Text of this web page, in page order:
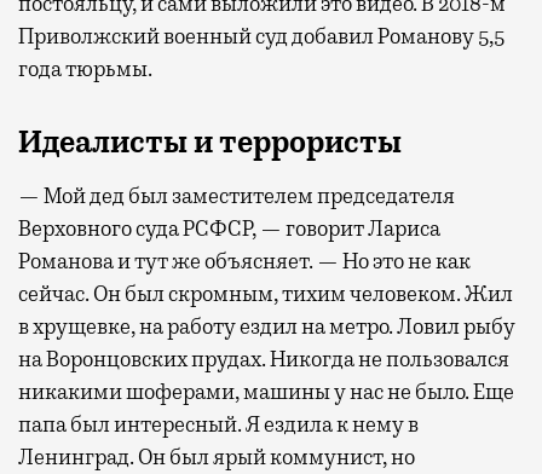
Приволжский военный суд добавил Романову 5,5
года тюрьмы.
Идеалисты и террористы
— Мой дед был заместителем председателя
Верховного суда РСФСР, — говорит Лариса
Романова и тут же объясняет. — Но это не как
сейчас. Он был скромным, тихим человеком. Жил
в хрущевке, на работу ездил на метро. Ловил рыбу
на Воронцовских прудах. Никогда не пользовался
никакими шоферами, машины у нас не было. Еще
папа был интересный. Я ездила к нему в
Ленинград. Он был ярый коммунист, но